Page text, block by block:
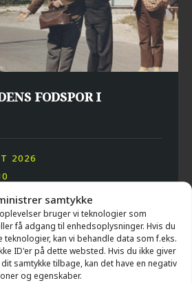
samtykke
bruger vi teknologier som
få adgang til enhedsoplysninger. Hvis du
kan vi behandle data som f.eks.
ID'er på dette websted. Hvis du ikke giver
samtykke tilbage, kan det have en negativ
og egenskaber.
FODSPOR I
2026
HANSTHOLM